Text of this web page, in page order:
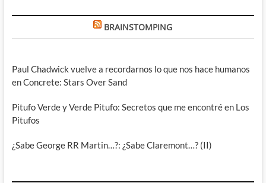
BRAINSTOMPING
Paul Chadwick vuelve a recordarnos lo que nos hace humanos
en Concrete: Stars Over Sand
Pitufo Verde y Verde Pitufo: Secretos que me encontré en Los
Pitufos
¿Sabe George RR Martin…?: ¿Sabe Claremont…? (II)